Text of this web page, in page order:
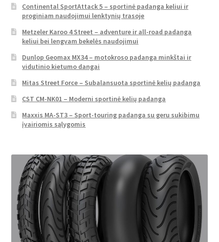
Continental SportAttack 5 – sportinė padanga keliui ir
proginiam naudojimui lenktynių trasoje
Metzeler Karoo 4 Street – adventure ir all-road padanga
keliui bei lengvam bekelės naudojimui
Dunlop Geomax MX34 – motokroso padanga minkštai ir
vidutinio kietumo dangai
Mitas Street Force – Subalansuota sportinė kelių padanga
CST CM-NK01 – Moderni sportinė kelių padanga
Maxxis MA-ST3 – Sport-touring padanga su geru sukibimu
įvairiomis sąlygomis